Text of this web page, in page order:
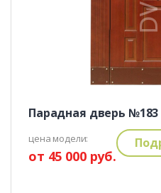
Парадная дверь №183
цена модели:
от 45 000 руб.